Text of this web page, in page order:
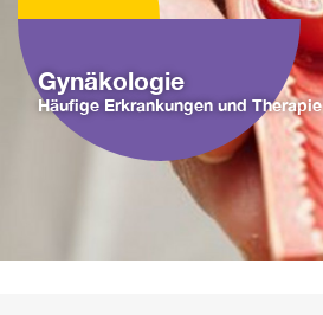
Gynäkologie
Häufige Erkrankungen und Therapie